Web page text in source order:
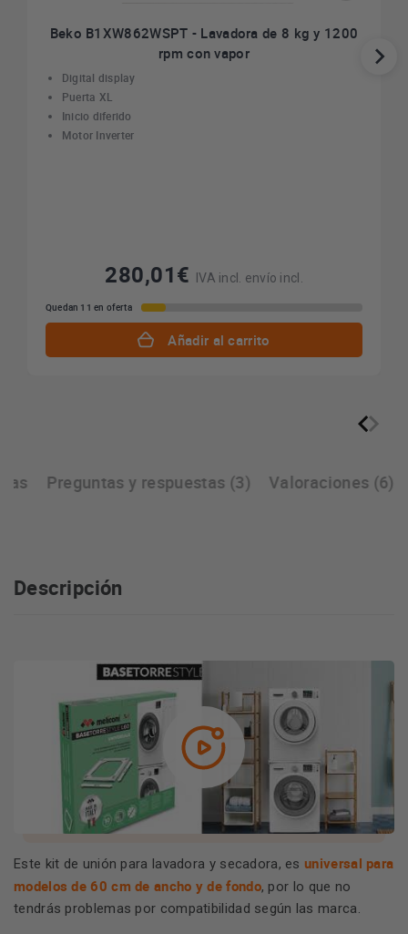
Beko B1XW862WSPT - Lavadora de 8 kg y 1200
rpm con vapor
Digital display
Puerta XL
Inicio diferido
Motor Inverter
280,01€ IVA incl. envío incl.
Quedan 11 en oferta
Añadir al carrito
Preguntas y respuestas (3) Valoraciones (6)
Descripción
Este kit de unión para lavadora y secadora, es universal para
modelos de 60 cm de ancho y de fondo, por lo que no
tendrás problemas por compatibilidad según las marca.